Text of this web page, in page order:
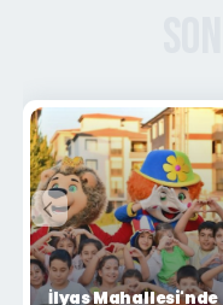
İlyas Mahallesi'nde